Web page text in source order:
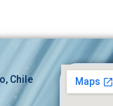
Chile